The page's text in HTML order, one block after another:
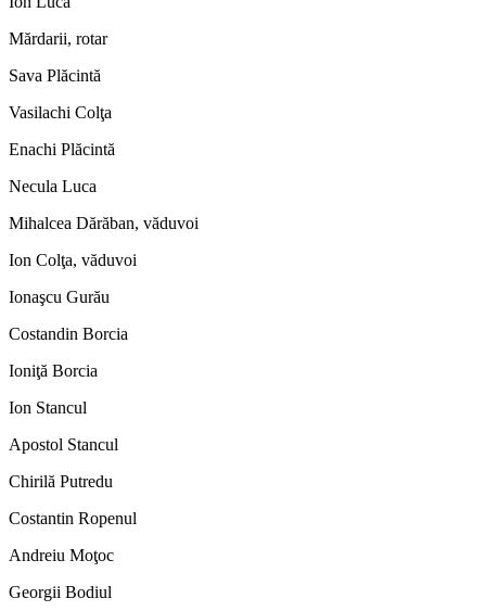
Mărdarii, rotar
Sava Plăcintă
Vasilachi Colţa
Enachi Plăcintă
Necula Luca
Mihalcea Dărăban, văduvoi
Ion Colţa, văduvoi
Ionaşcu Gurău
Costandin Borcia
Ioniţă Borcia
Ion Stancul
Apostol Stancul
Chirilă Putredu
Costantin Ropenul
Andreiu Moţoc
Georgii Bodiul